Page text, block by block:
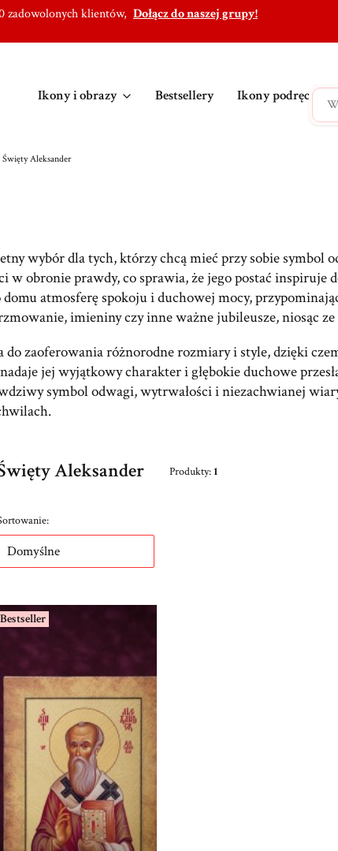
zadowolonych klientów, Dołącz do naszej grupy!
Ikony i obrazy Bestsellery Ikony podręczne
Święty Aleksander
wybór dla tych, którzy chcą mieć przy sobie
w obronie prawdy, co sprawia, że jego postać inspiruje
atmosferę spokoju i duchowej mocy,
imieniny czy inne ważne jubileusze, niosąc
zaoferowania różnorodne rozmiary i style, dzięki
jej wyjątkowy charakter i głębokie duchowe
symbol odwagi, wytrwałości i niezachwianej
Aleksander Produkty:1
produktów
Domyślne
Bestseller